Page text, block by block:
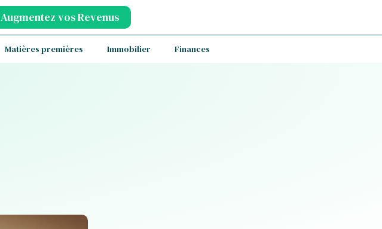
Augmentez vos Revenus
Matières premières Immobilier Finances